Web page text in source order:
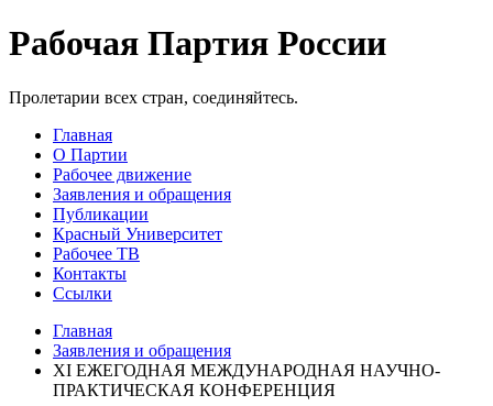
Рабочая Партия России
Пролетарии всех стран, соединяйтесь.
Главная
О Партии
Рабочее движение
Заявления и обращения
Публикации
Красный Университет
Рабочее ТВ
Контакты
Ссылки
Главная
Заявления и обращения
ХI ЕЖЕГОДНАЯ МЕЖДУНАРОДНАЯ НАУЧНО-
ПРАКТИЧЕСКАЯ КОНФЕРЕНЦИЯ